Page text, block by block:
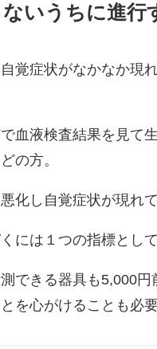
ないうちに進行
覚症状がなかなか現
血液検査結果を見て
の方。
化し自覚症状が現れ
には１つの指標とし
できる器具も5,000
を心がけることも必要